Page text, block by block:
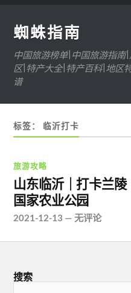
蜘蛛指南
中国旅游榜单|中国旅游指南
区|特产大全|特产百科|地区
谱
标签： 临沂打卡
旅游攻略
山东临沂｜打卡兰陵
国家农业公园
2021-12-13 —无评论
搜索